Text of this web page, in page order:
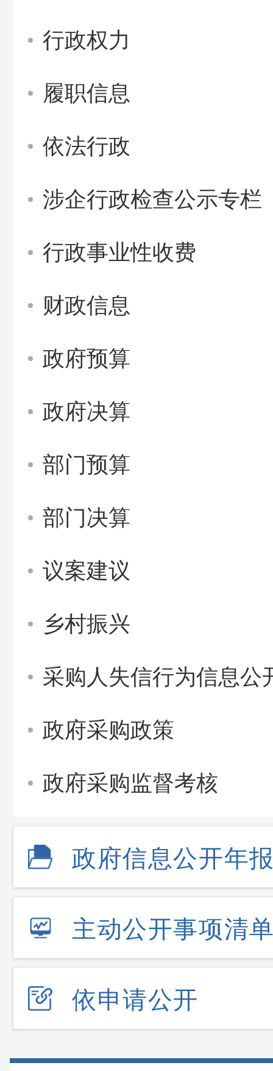
行政权力
履职信息
依法行政
涉企行政检查公示专栏
行政事业性收费
财政信息
政府预算
政府决算
部门预算
部门决算
议案建议
乡村振兴
采购人失信行为信息公
政府采购政策
政府采购监督考核
政府信息公开年
主动公开事项清
依申请公开